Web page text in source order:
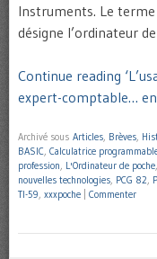
Instruments. Le terme
désigne l’ordinateur
Continue reading
expert-comptable… en
Archivé sous Articles, Brèves,
BASIC, Calculatrice
profession, L'Ordinateur de poche,
nouvelles technologies, PCG 82,
TI-59, xxxpoche Commenter